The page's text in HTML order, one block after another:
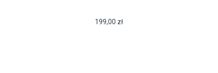
199,00 zł